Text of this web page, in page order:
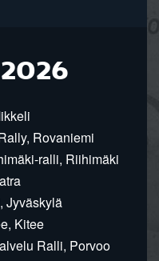
2026
Rovaniemi
ralli, Riihimäki
Jyväskylä
Kitee
Ralli, Porvoo